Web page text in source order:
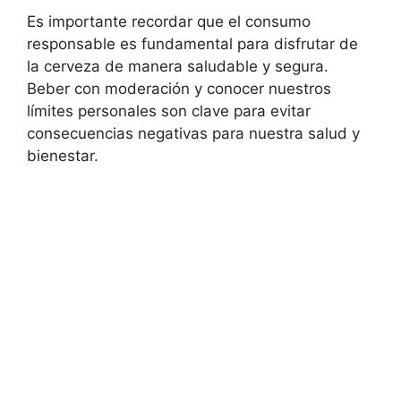
Es importante recordar que el consumo
responsable es fundamental para disfrutar de
la cerveza de manera saludable y segura.
Beber con moderación y conocer nuestros
límites personales son clave para evitar
consecuencias negativas para nuestra salud y
bienestar.